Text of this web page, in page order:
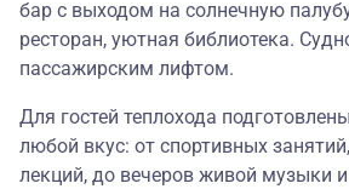
бар с выходом на солнечную
ресторан, уютная библиотека.
пассажирским лифтом.
Для гостей теплохода
любой вкус: от спортивных
лекций, до вечеров живой музыки